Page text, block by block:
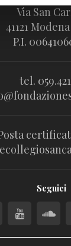
Via San
41121
P.I.
tel.
Seguici